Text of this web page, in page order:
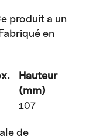
produit a un
en
Hauteur
(mm)
107
de